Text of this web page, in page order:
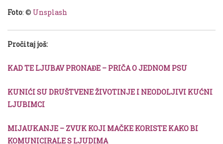
Foto: © Unsplash
Pročitaj još:
KAD TE LJUBAV PRONAĐE – PRIČA O JEDNOM PSU
KUNIĆI SU DRUŠTVENE ŽIVOTINJE I NEODOLJIVI KUĆNI
LJUBIMCI
MIJAUKANJE – ZVUK KOJI MAČKE KORISTE KAKO BI
KOMUNICIRALE S LJUDIMA